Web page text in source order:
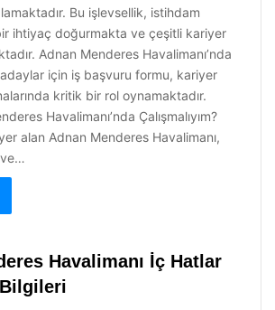
Bu işlevsellik, istihdam
ihtiyaç doğurmakta ve çeşitli kariyer
Adnan Menderes Havalimanı’nda
için iş başvuru formu, kariyer
kritik bir rol oynamaktadır.
Havalimanı’nda Çalışmalıyım?
alan Adnan Menderes Havalimanı,
ve…
Havalimanı İç Hatlar